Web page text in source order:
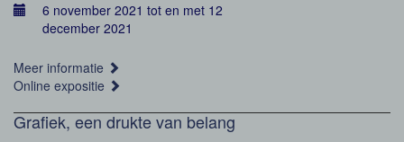
6 november 2021 tot en met 12
december 2021
Meer informatie
Online expositie
Grafiek, een drukte van belang